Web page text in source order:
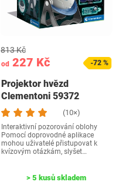
od 227 Kč
813 Kč
-72 %
Projektor hvězd
Clementoni 59372
(10×)
Interaktivní pozorování oblohy
Pomocí doprovodné aplikace
mohou uživatelé přistupovat k
kvízovým otázkám, slyšet…
> 5 kusů skladem